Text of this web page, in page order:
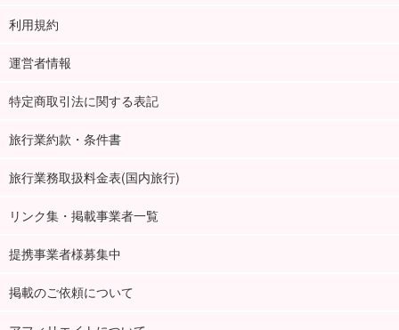
利用規約
運営者情報
特定商取引法に関する表記
旅行業約款・条件書
旅行業務取扱料金表(国内旅行)
リンク集・掲載事業者一覧
提携事業者様募集中
掲載のご依頼について